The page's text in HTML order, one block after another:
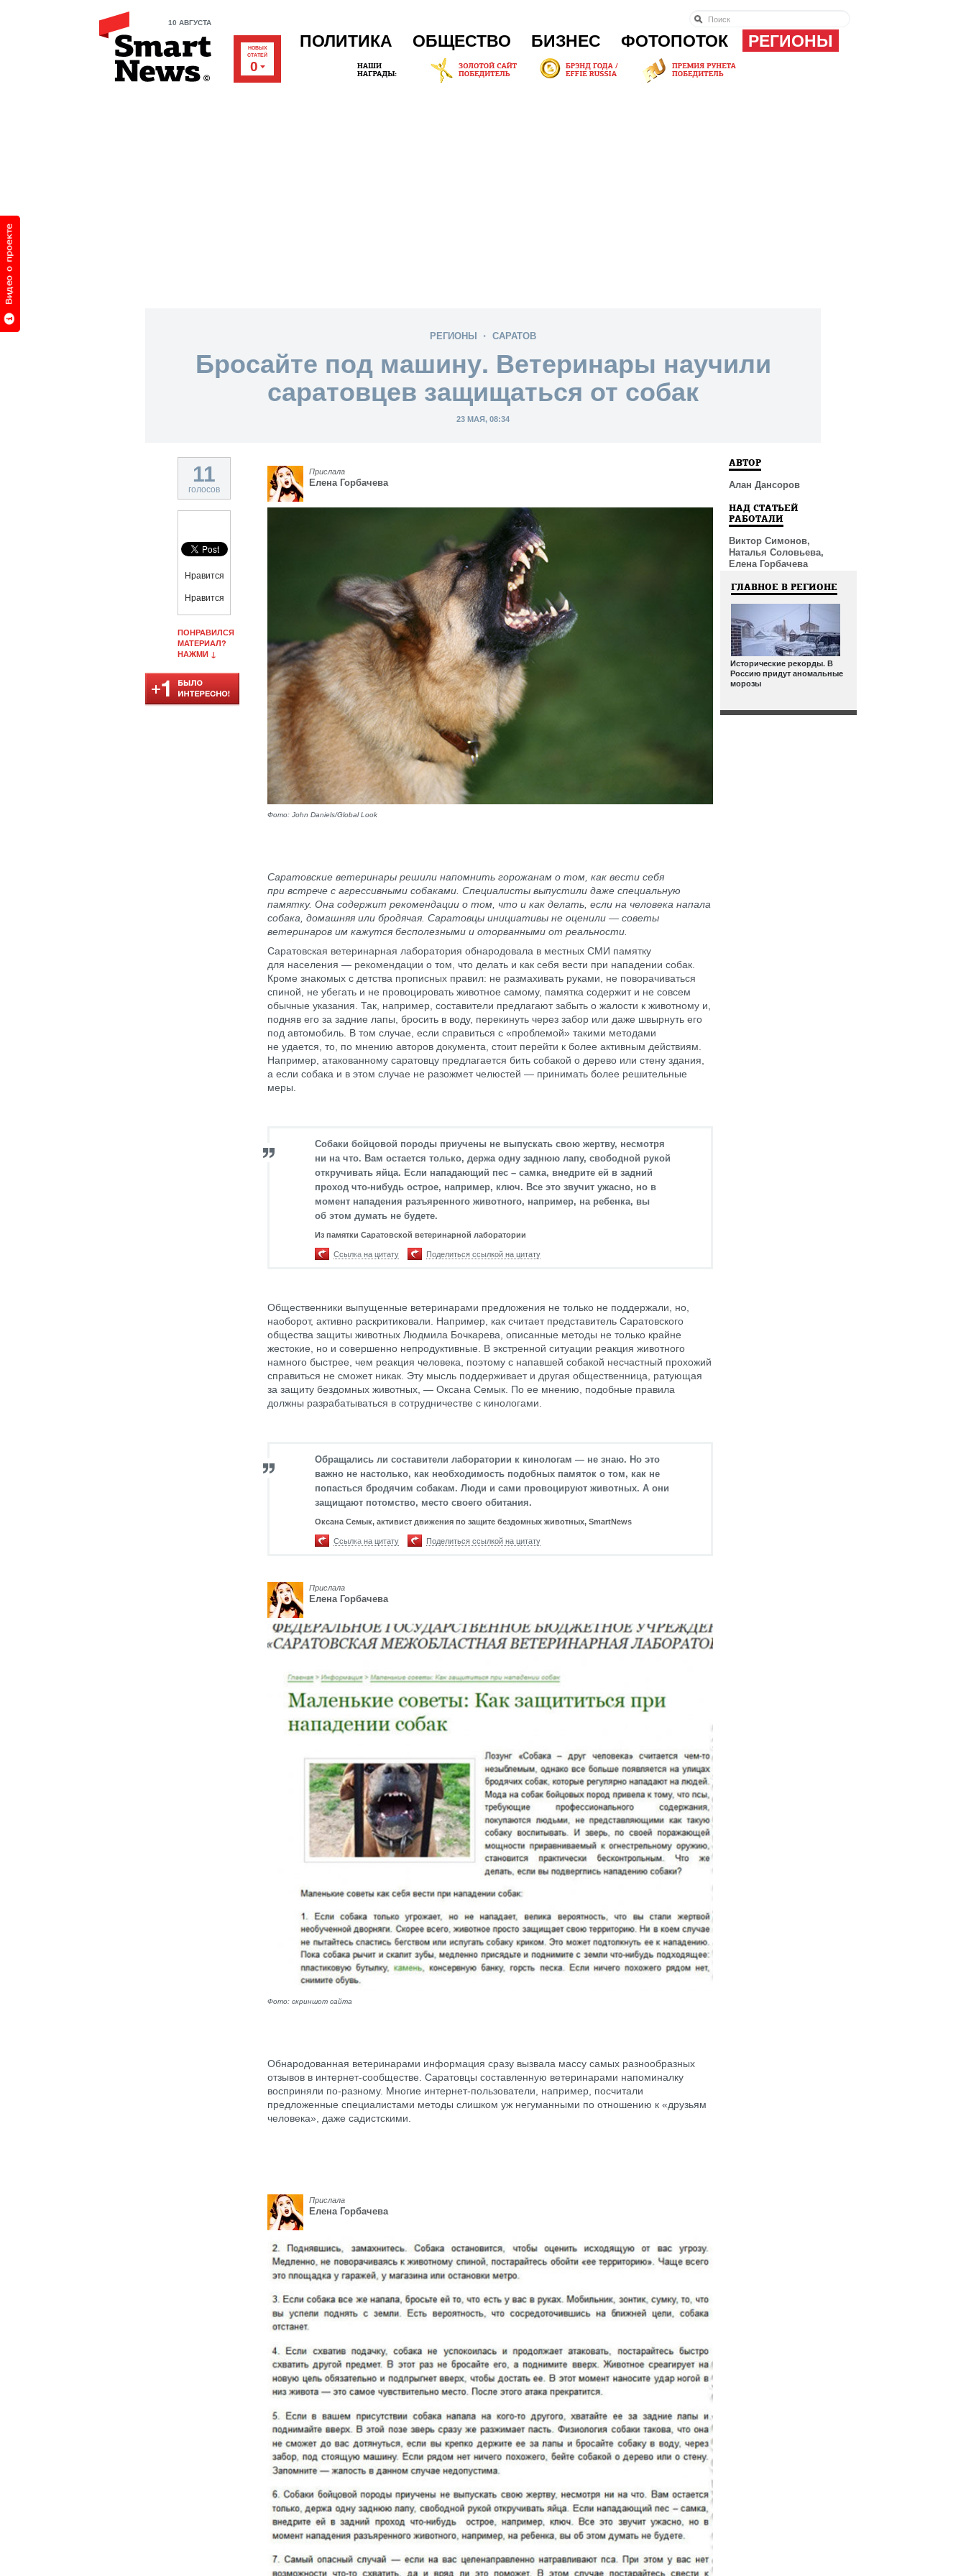
10 АВГУСТА
НОВЫХ
СТАТЕЙ
0
ПОЛИТИКА ОБЩЕСТВО БИЗНЕС ФОТОПОТОК РЕГИОНЫ
РЕГИОНЫ САРАТОВ
Бросайте под машину. Ветеринары научили
саратовцев защищаться от собак
23 МАЯ, 08:34
11
голосов
Нравится
Нравится
ПОНРАВИЛСЯ
МАТЕРИАЛ?
НАЖМИ ↓
Прислала
Елена Горбачева
Фото: John Daniels/Global Look
Саратовские ветеринары решили напомнить горожанам о том, как вести себя
при встрече с агрессивными собаками. Специалисты выпустили даже специальную
памятку. Она содержит рекомендации о том, что и как делать, если на человека напала
собака, домашняя или бродячая. Саратовцы инициативы не оценили — советы
ветеринаров им кажутся бесполезными и оторванными от реальности.
Саратовская ветеринарная лаборатория обнародовала в местных СМИ памятку
для населения — рекомендации о том, что делать и как себя вести при нападении собак.
Кроме знакомых с детства прописных правил: не размахивать руками, не поворачиваться
спиной, не убегать и не провоцировать животное самому, памятка содержит и не совсем
обычные указания. Так, например, составители предлагают забыть о жалости к животному и,
подняв его за задние лапы, бросить в воду, перекинуть через забор или даже швырнуть его
под автомобиль. В том случае, если справиться с «проблемой» такими методами
не удается, то, по мнению авторов документа, стоит перейти к более активным действиям.
Например, атакованному саратовцу предлагается бить собакой о дерево или стену здания,
а если собака и в этом случае не разожмет челюстей — принимать более решительные
меры.
Собаки бойцовой породы приучены не выпускать свою жертву, несмотря
ни на что. Вам остается только, держа одну заднюю лапу, свободной рукой
откручивать яйца. Если нападающий пес – самка, внедрите ей в задний
проход что-нибудь острое, например, ключ. Все это звучит ужасно, но в
момент нападения разъяренного животного, например, на ребенка, вы
об этом думать не будете.
Из памятки Саратовской ветеринарной лаборатории
Ссылка на цитату Поделиться ссылкой на цитату
Общественники выпущенные ветеринарами предложения не только не поддержали, но,
наоборот, активно раскритиковали. Например, как считает представитель Саратовского
общества защиты животных Людмила Бочкарева, описанные методы не только крайне
жестокие, но и совершенно непродуктивные. В экстренной ситуации реакция животного
намного быстрее, чем реакция человека, поэтому с напавшей собакой несчастный прохожий
справиться не сможет никак. Эту мысль поддерживает и другая общественница, ратующая
за защиту бездомных животных, — Оксана Семык. По ее мнению, подобные правила
должны разрабатываться в сотрудничестве с кинологами.
Обращались ли составители лаборатории к кинологам — не знаю. Но это
важно не настолько, как необходимость подобных памяток о том, как не
попасться бродячим собакам. Люди и сами провоцируют животных. А они
защищают потомство, место своего обитания.
Оксана Семык, активист движения по защите бездомных животных, SmartNews
Ссылка на цитату Поделиться ссылкой на цитату
Прислала
Елена Горбачева
Фото: скриншот сайта
Обнародованная ветеринарами информация сразу вызвала массу самых разнообразных
отзывов в интернет-сообществе. Саратовцы составленную ветеринарами напоминалку
восприняли по-разному. Многие интернет-пользователи, например, посчитали
предложенные специалистами методы слишком уж негуманными по отношению к «друзьям
человека», даже садистскими.
Прислала
Елена Горбачева
АВТОР
Алан Дансоров
НАД СТАТЬЕЙ
РАБОТАЛИ
Виктор Симонов,
Наталья Соловьева,
Елена Горбачева
ГЛАВНОЕ В РЕГИОНЕ
Исторические рекорды. В
Россию придут аномальные
морозы